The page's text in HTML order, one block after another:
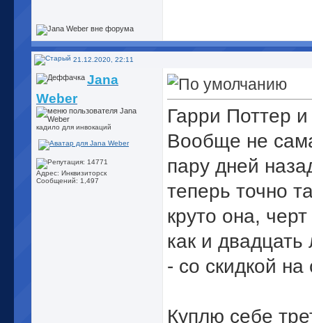
21.12.2020, 22:11
Jana
Weber
кадило для инвокаций
Адрес: Инквизиторск
Сообщений: 1,497
Гарри Поттер
Вообще не
пару дней
теперь точно
круто она,
как и
- со скидкой
Куплю себе